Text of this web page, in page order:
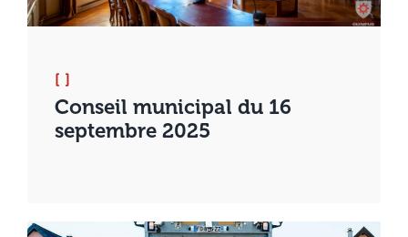
[ ]
Conseil municipal du 16
septembre 2025